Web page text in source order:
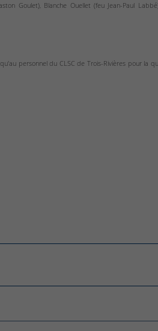
Goulet), Blanche Ouellet (feu Jean-Paul
personnel du CLSC de Trois-Rivières pour la